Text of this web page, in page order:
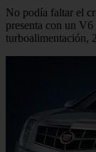
No podía faltar el
presenta con un
turboalimentación,